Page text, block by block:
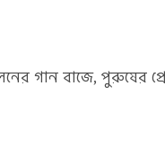
গান বাজে, পুরুষের